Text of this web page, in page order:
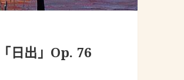
日出」Op. 76